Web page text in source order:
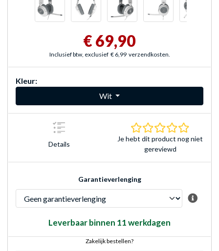
€ 69,90
Inclusief btw, exclusief € 6,99 verzendkosten.
Kleur:
Wit
Details
Je hebt dit product nog niet
gereviewd
Garantieverlenging
Leverbaar binnen 11 werkdagen
Zakelijk bestellen?